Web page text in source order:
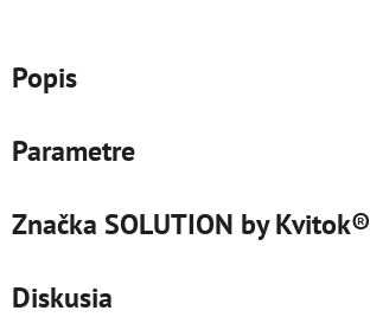
Popis
Parametre
Značka SOLUTION by Kvitok®
Diskusia